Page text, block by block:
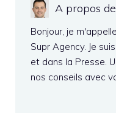
A propos
Bonjour, je
Supr Agency. Je
et dans la Presse.
nos conseils avec